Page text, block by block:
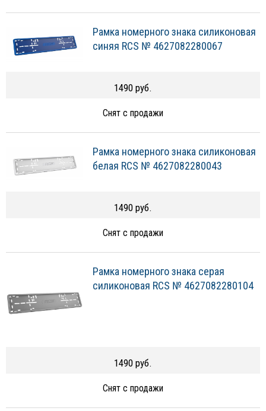
Рамка номерного знака силиконовая
синяя RCS № 4627082280067
1490 руб.
Снят с продажи
Рамка номерного знака силиконовая
белая RCS № 4627082280043
1490 руб.
Снят с продажи
Рамка номерного знака серая
силиконовая RCS № 4627082280104
1490 руб.
Снят с продажи